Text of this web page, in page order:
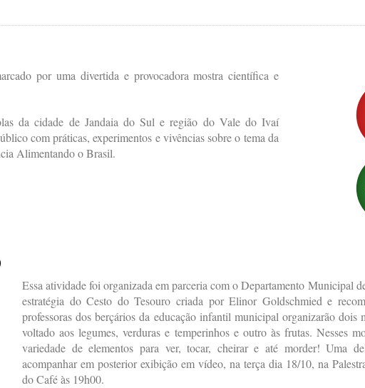
por uma divertida e provocadora mostra científica e
da cidade de Jandaia do Sul e região do Vale do Ivaí
com práticas, experimentos e vivências sobre o tema da
Alimentando o Brasil.
Essa atividade foi organizada em parceria com o Departamento Municipal
estratégia do Cesto do Tesouro criada por Elinor Goldschmied e
professoras dos berçários da educação infantil municipal organizarão dois
voltado aos legumes, verduras e temperinhos e outro às frutas. Nesses
variedade de elementos para ver, tocar, cheirar e até morder! Uma
acompanhar em posterior exibição em vídeo, na terça dia 18/10, na
do Café às 19h00.